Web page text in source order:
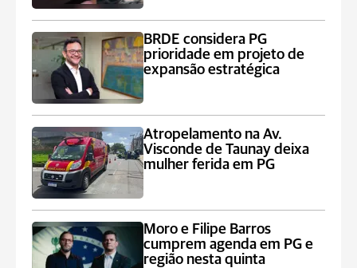
BRDE considera PG
prioridade em projeto de
expansão estratégica
Atropelamento na Av.
Visconde de Taunay deixa
mulher ferida em PG
Moro e Filipe Barros
cumprem agenda em PG e
região nesta quinta